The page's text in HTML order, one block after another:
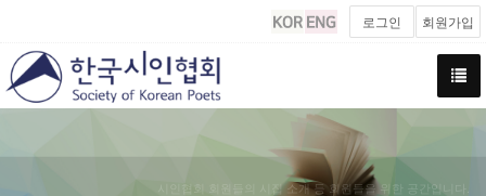
로그인 회원가입
시인협회 회원들의 시집 소개 등 회원들을 위한 공간입니다.